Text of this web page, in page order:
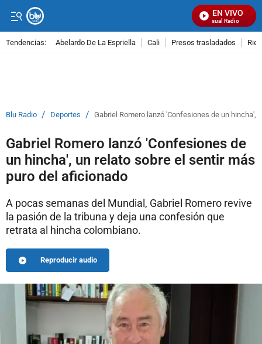
EN VIVO
Señal Visual Radio
Tendencias: Abelardo De La Espriella Cali Presos trasladados
Blu Radio / Deportes / Gabriel Romero lanzó 'Confesiones de un
Gabriel Romero lanzó 'Confesiones de
un hincha', un relato sobre el sentir más
puro del aficionado
A pocas semanas del Mundial, Gabriel Romero revive
la pasión de la tribuna y deja una confesión que
retrata al hincha colombiano.
Reproducir audio